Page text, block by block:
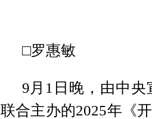
□罗惠敏
9月1日晚，由中
联合主办的2025年《